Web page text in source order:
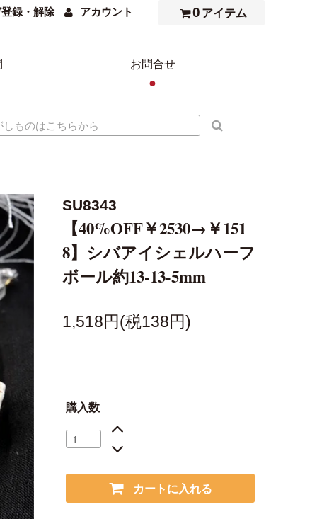
録・解除 アカウント 0 アイテム
お問合せ
●
SU8343
【40%OFF￥2530→￥151
8】シバアイシェルハーフ
ボール約13-13-5mm
1,518円(税138円)
購入数
カートに入れる